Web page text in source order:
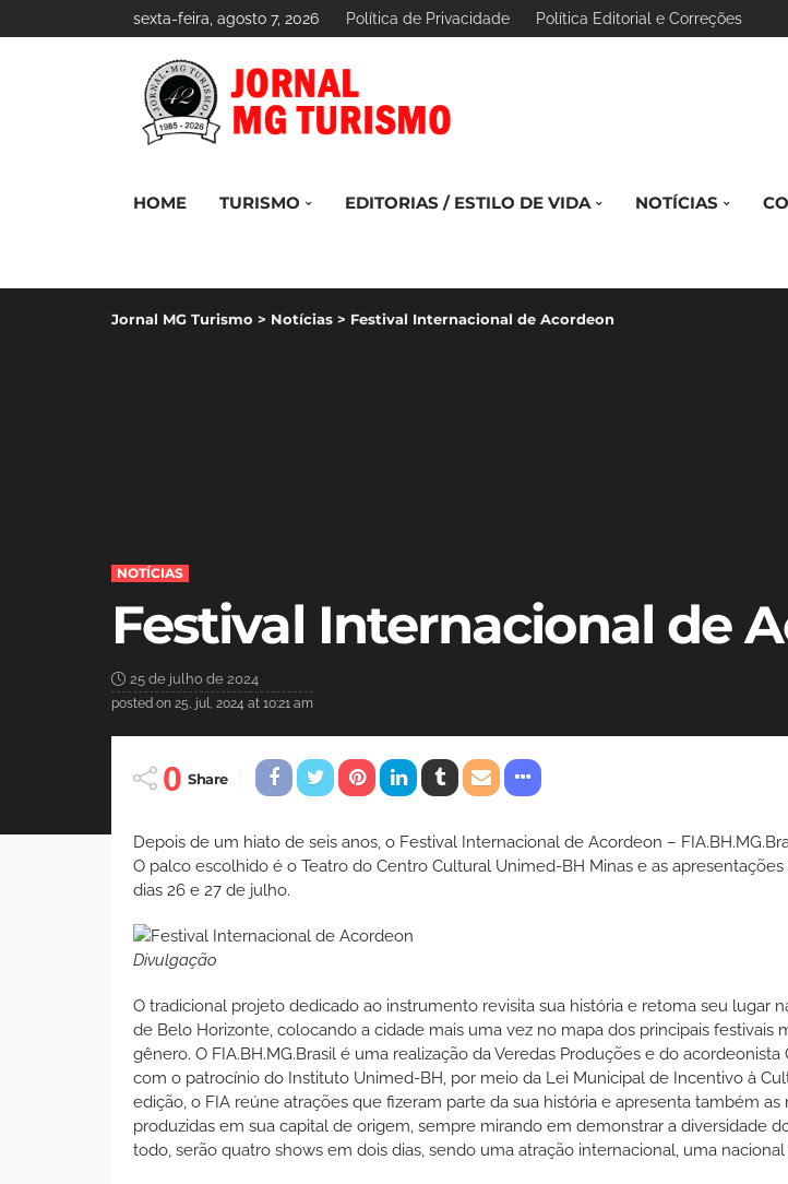
sexta-feira, agosto 7, 2026 Política de Privacidade Política Editorial e Correções
HOME TURISMO EDITORIAS / ESTILO DE VIDA NOTÍCIAS
Jornal MG Turismo > Notícias > Festival Internacional de Acordeon
NOTÍCIAS
Festival Internacional de
25 de julho de 2024
posted on 25, jul, 2024 at 10:21 am
0 Share
Depois de um hiato de seis anos, o Festival Internacional de Acordeon –
O palco escolhido é o Teatro do Centro Cultural Unimed-BH Minas e as
dias 26 e 27 de julho.
Divulgação
O tradicional projeto dedicado ao instrumento revisita sua história e retoma seu lugar
de Belo Horizonte, colocando a cidade mais uma vez no mapa dos principais festivais
gênero. O FIA.BH.MG.Brasil é uma realização da Veredas Produções e do acordeonista
com o patrocínio do Instituto Unimed-BH, por meio da Lei Municipal de Incentivo à
edição, o FIA reúne atrações que fizeram parte da sua história e apresenta também as
produzidas em sua capital de origem, sempre mirando em demonstrar a diversidade
todo, serão quatro shows em dois dias, sendo uma atração internacional, uma nacional